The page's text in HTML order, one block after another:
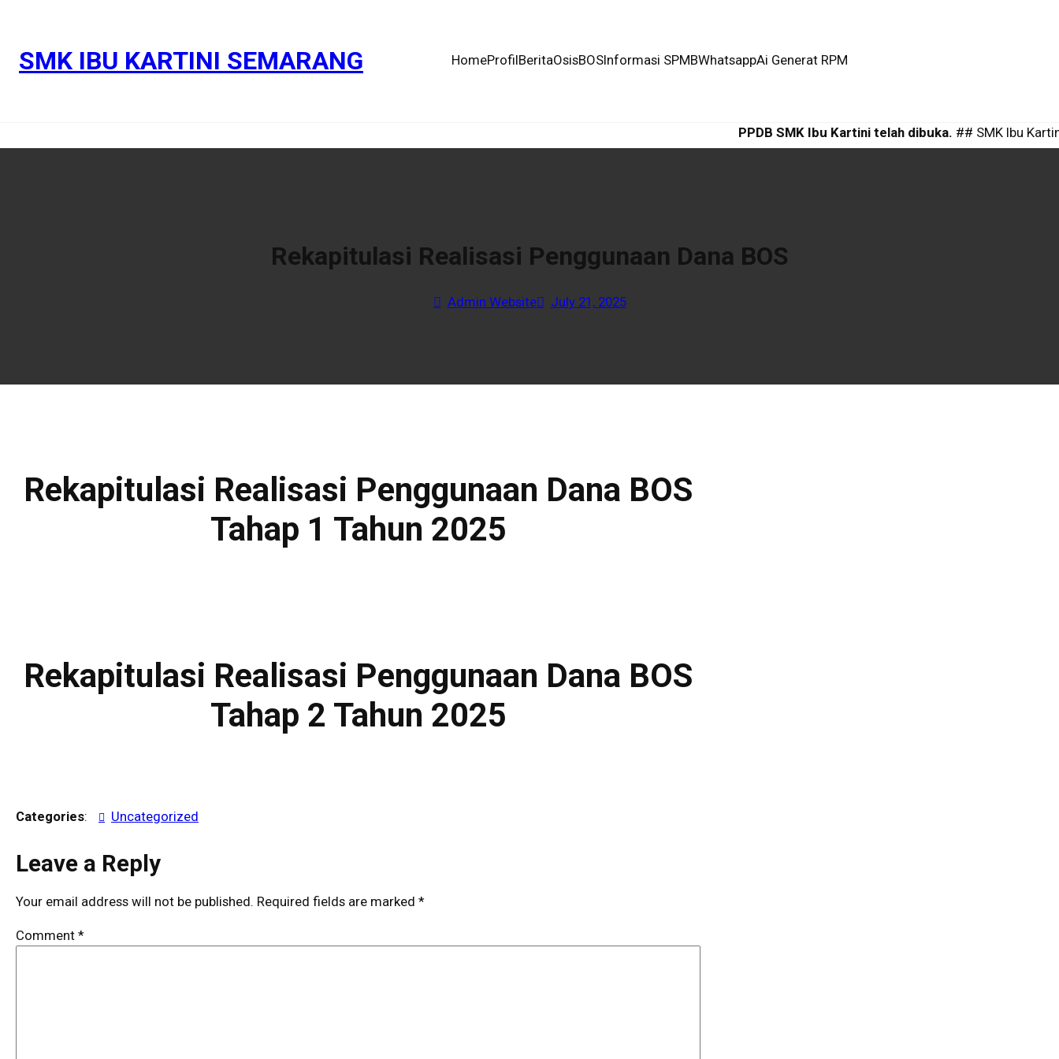
SMK IBU KARTINI SEMARANG HomeProfilBeritaOsisBOSInformasi SPMBWhatsappAi Generat RPM
PPDB SMK Ibu Kartini telah dibuka.## SMK Ibu Kartini
Rekapitulasi Realisasi Penggunaan Dana BOS
Admin Website July 21, 2025
Rekapitulasi Realisasi Penggunaan Dana BOS
Tahap 1 Tahun 2025
Rekapitulasi Realisasi Penggunaan Dana BOS
Tahap 2 Tahun 2025
Categories: Uncategorized
Leave a Reply
Your email address will not be published. Required fields are marked *
Comment *